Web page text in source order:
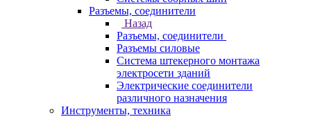
Разъемы, соединители
Назад
Разъемы, соединители
Разъемы силовые
Система штекерного монтажа
электросети зданий
Электрические соединители
различного назначения
Инструменты, техника